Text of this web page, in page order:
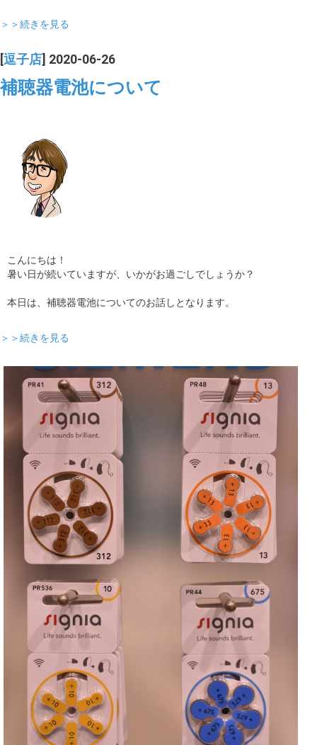
＞＞続きを見る
逗子店 ] 2020-06-26
補聴器電池について
こんにちは！
暑い日が続いていますが、いかがお過ごしでしょうか？
本日は、補聴器電池についてのお話しとなります。
＞＞続きを見る